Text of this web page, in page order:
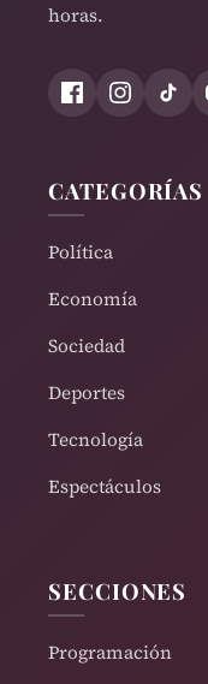
horas.
CATEGORÍAS
Política
Economía
Sociedad
Deportes
Tecnología
Espectáculos
SECCIONES
Programación